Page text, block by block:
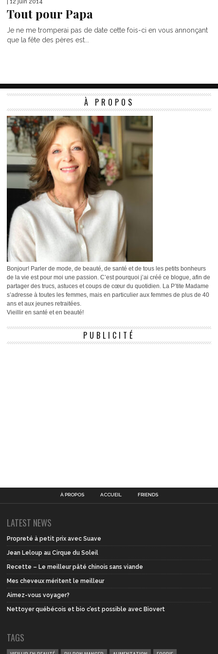
| 12 juin 2014
Tout pour Papa
Je ne me tromperai pas de date cette fois-ci en vous annonçant
que la fête des pères est...
À PROPOS
Bonjour! Parler de mode, de beauté, de santé et de tous les petits bonheurs
de la vie est pour moi une passion. C’est pourquoi j’ai créé ce blogue, afin de
partager des trucs, astuces et coups de cœur du quotidien. La P’tite Madame
s’adresse à toutes les femmes, mais en particulier aux femmes de plus de 40
ans et aux jeunes retraitées.
Vieillir en santé et en beauté!
PUBLICITÉ
À PROPOS ACCUEIL FRIENDS
LATEST NEWS
Propreté à petit prix avec Suave
Jean Leloup au Cirque du Soleil
Recette – Le meilleur pâté chinois sans viande
Mes cheveux méritent le meilleur
Aimez-vous voyager?
Nettoyer québécois et bio c’est possible avec Biovert
TAGS